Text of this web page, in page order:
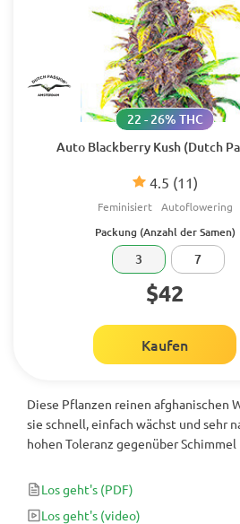
Auto Blackberry Kush (Dutch
4.5 (11)
22 - 26% THC
Feminisiert Autoflowering
Packung (Anzahl der Samen)
3 7
$42
Kaufen
Diese Pflanzen reinen afghanischen
sie schnell, einfach wächst und sehr
hohen Toleranz gegenüber
diese 100% Indica ein Traum für
liefert großartige Erträge, die für eine
reich an THC sind.
Los geht's (PDF)
Los geht's (video)